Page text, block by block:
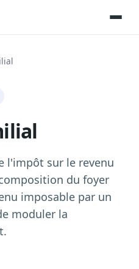
sourcées
transcrites
longs
avant 10 h
l'impôt sur le revenu
du foyer
imposable par un
moduler la